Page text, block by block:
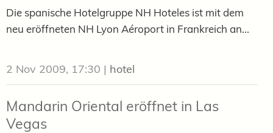
Die spanische Hotelgruppe NH Hoteles ist mit dem
neu eröffneten NH Lyon Aéroport in Frankreich an...
2 Nov 2009, 17:30 | hotel
Mandarin Oriental eröffnet in Las
Vegas